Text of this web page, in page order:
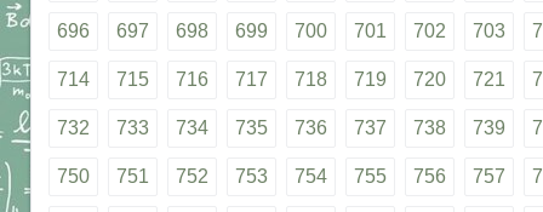
696 697 698 699 700 701 702 703
714 715 716 717 718 719 720 721
732 733 734 735 736 737 738 739
750 751 752 753 754 755 756 757